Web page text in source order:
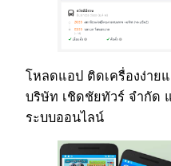
โหลดแอป ติดเครื่องง่าย
บริษัท เชิดชัยทัวร์ จำกัด
ระบบออนไลน์